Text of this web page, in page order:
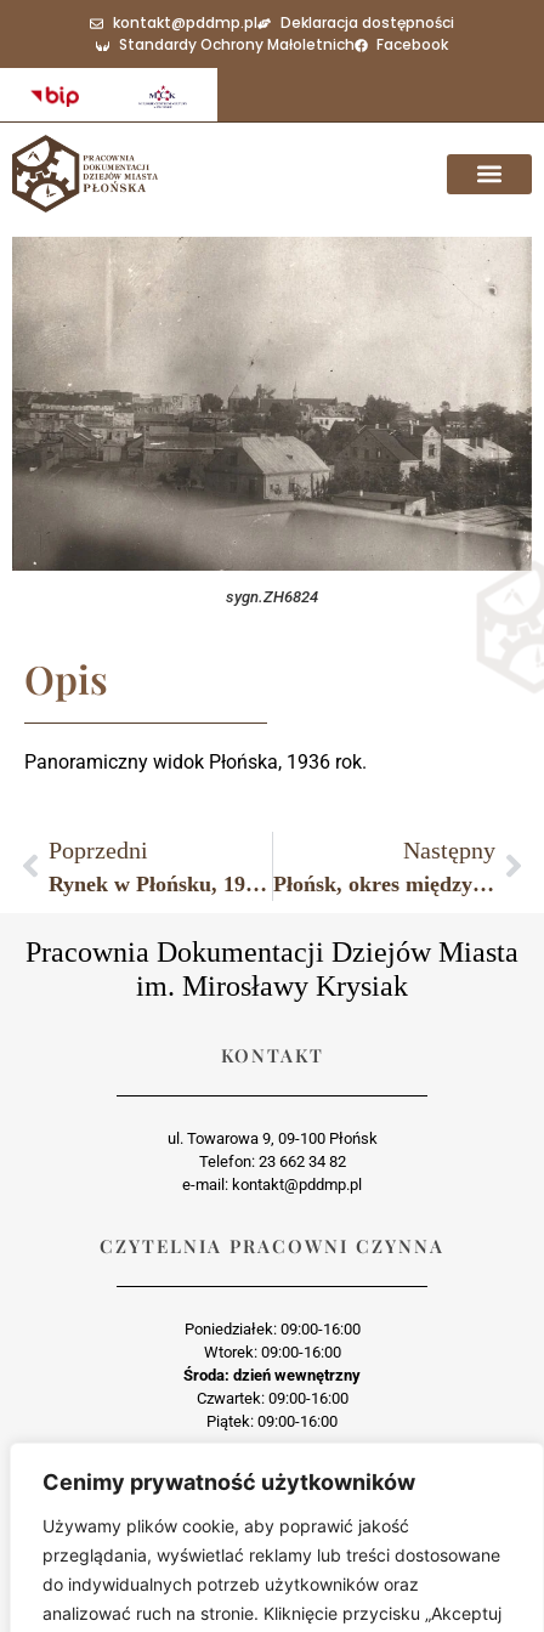
Cenimy prywatność użytkowników
Używamy plików cookie, aby poprawić jakość
przeglądania, wyświetlać reklamy lub treści dostosowane
do indywidualnych potrzeb użytkowników oraz
analizować ruch na stronie. Kliknięcie przycisku „Akceptuj
kontakt@pddmp.pl
Deklaracja dostępności
Standardy Ochrony Małoletnich
Facebook
sygn.ZH6824
Opis
Panoramiczny widok Płońska, 1936 rok.
Poprzedni
Rynek w Płońsku, 1915 r.
Następny
Płońsk, okres międzywojenny, podwórze na tyłach jednej z kamienic przy ulicy Płockiej; w głębi widoczny zakład fotograficzny Sz. Tauba.
Pracownia Dokumentacji Dziejów Miasta
im. Mirosławy Krysiak
KONTAKT
ul. Towarowa 9, 09-100 Płońsk
Telefon: 23 662 34 82
e-mail: kontakt@pddmp.pl
CZYTELNIA PRACOWNI CZYNNA
Poniedziałek: 09:00-16:00
Wtorek: 09:00-16:00
Środa: dzień wewnętrzny
Czwartek: 09:00-16:00
Piątek: 09:00-16:00
Każda reprodukcja lub adaptacja całości bądź części materiału, niezależnie od
Jakiekolwiek kopiowanie, reprodukcja lub publikacja prezentowanego materiału
pochodzącego ze strony pddmp.pl w jakiejkolwiek formie i postaci jest zabroniona
Wszelkie zgłoszenia dotyczące naruszenia praw autorskich będą wnikliwie
sprawdzane.